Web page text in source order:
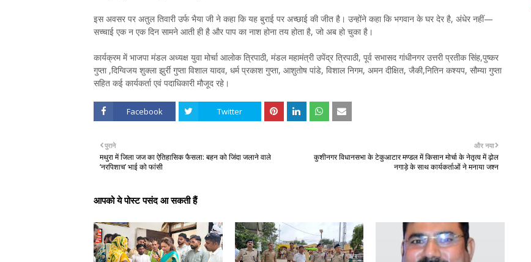
इस अवसर पर अतुल तिवारी उर्फ भैया जी ने कहा कि यह बुराई पर अच्छाई की जीत है। उन्होंने कहा कि भगवान के घर देर है, अंधेर नहीं—
सच्चाई एक न एक दिन सामने आती ही है और पाप का नाश होना तय होता है, जो अब हो चुका है।
कार्यक्रम में भाजपा मंडल अध्यक्ष युवा मोर्चा आलोक त्रिपाठी, मंडल महामंत्री उपेंद्र त्रिपाठी, पूर्व सभासद गांधीनगर उत्तरी प्रतीक सिंह,पुष्कर
गुप्ता ,दिग्विजय शुक्ला झुर्री गुप्ता विशाल यादव, धर्म प्रकाश गुप्ता, आशुतोष पांडे, विशाल निगम, अमन दीक्षित, जैकी,नितिन कश्यप, सौम्या गुप्ता
सहित कई कार्यकर्ता एवं पदाधिकारी मौजूद रहे।
Facebook Twitter
और नया
कुशीनगर विधानसभा के टेकुआटार मण्डल में किसान मोर्चा के नेतृत्व में ढ़ोल
नगाड़े के साथ कार्यकर्ताओं ने मनाया जश्न
पुराने
मथुरा में जिला जज का ऐतिहासिक फैसला: बहन को जिंदा जलाने वाले
‘नरपिशाच’ भाई को फांसी
आपको ये पोस्ट पसंद आ सकती हैं